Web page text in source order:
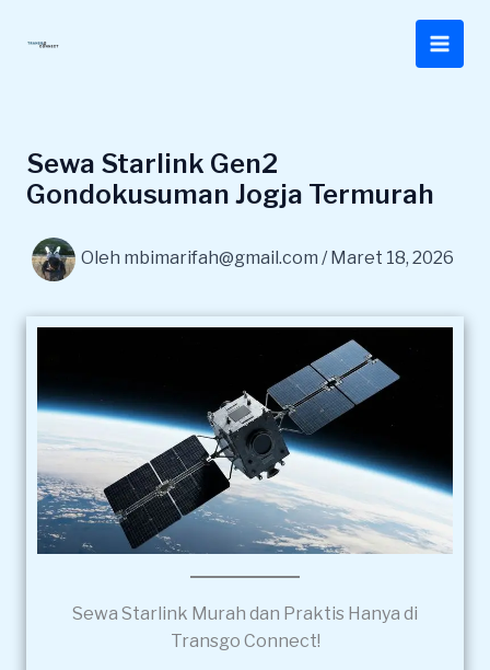
Sewa Starlink Gen2
Gondokusuman Jogja Termurah
Oleh mbimarifah@gmail.com / Maret 18, 2026
Sewa Starlink Murah dan Praktis Hanya di
Transgo Connect!